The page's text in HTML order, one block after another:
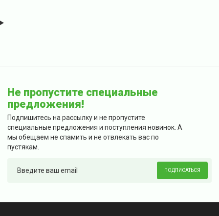
Не пропустите специальные
предложения!
Подпишитесь на рассылку и не пропустите
специальные предложения и поступления новинок. А
мы обещаем не спамить и не отвлекать вас по
пустякам.
ПОДПИСАТЬСЯ